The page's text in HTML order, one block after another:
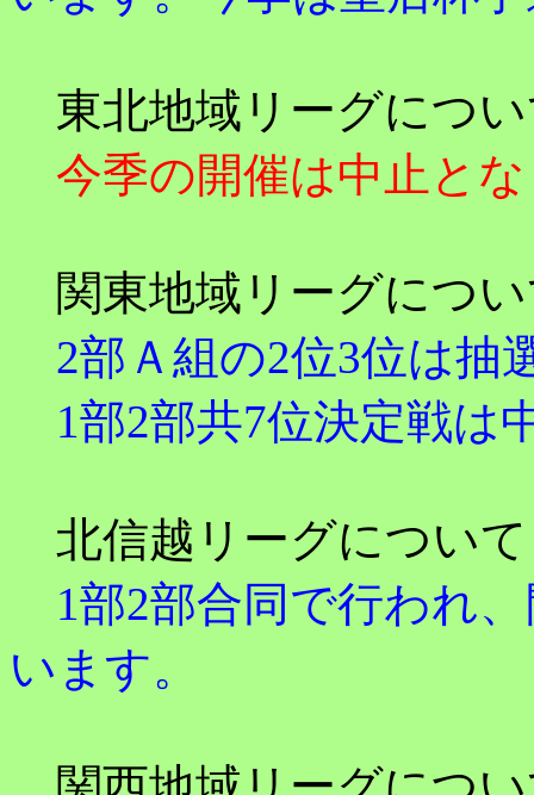
東北地域リーグにつ
今季の開催は中止と
関東地域リーグにつ
2部Ａ組の2位3位は抽
1部2部共7位決定戦は
北信越リーグについて
1部2部合同で行われ
います。